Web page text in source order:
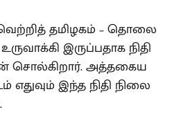
தமிழகம் – தொலை
இருப்பதாக நிதி
சொல்கிறார். அத்தகைய
இந்த நிதி நிலை